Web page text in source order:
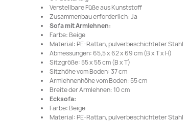
Verstellbare Füße aus Kunststoff
Zusammenbau erforderlich: Ja
Sofa mit Armlehnen:
Farbe: Beige
Material: PE-Rattan, pulverbeschichteter Stahl
Abmessungen: 65,5 x 62 x 69 cm (B x T x H)
Sitzgröße: 55 x 55 cm (B x T)
Sitzhöhe vom Boden: 37 cm
Armlehnenhöhe vom Boden: 55 cm
Breite der Armlehnen: 10 cm
Ecksofa:
Farbe: Beige
Material: PE-Rattan, pulverbeschichteter Stahl